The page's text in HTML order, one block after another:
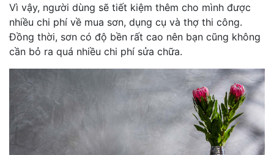
Vì vậy, người dùng sẽ tiết kiệm thêm cho mình được
nhiều chi phí về mua sơn, dụng cụ và thợ thi công.
Đồng thời, sơn có độ bền rất cao nên bạn cũng không
cần bỏ ra quá nhiều chi phí sửa chữa.